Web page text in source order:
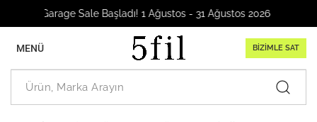
Garage Sale Başladı! 1 Ağustos - 31 Ağustos 2026
MENÜ BİZİMLE SAT